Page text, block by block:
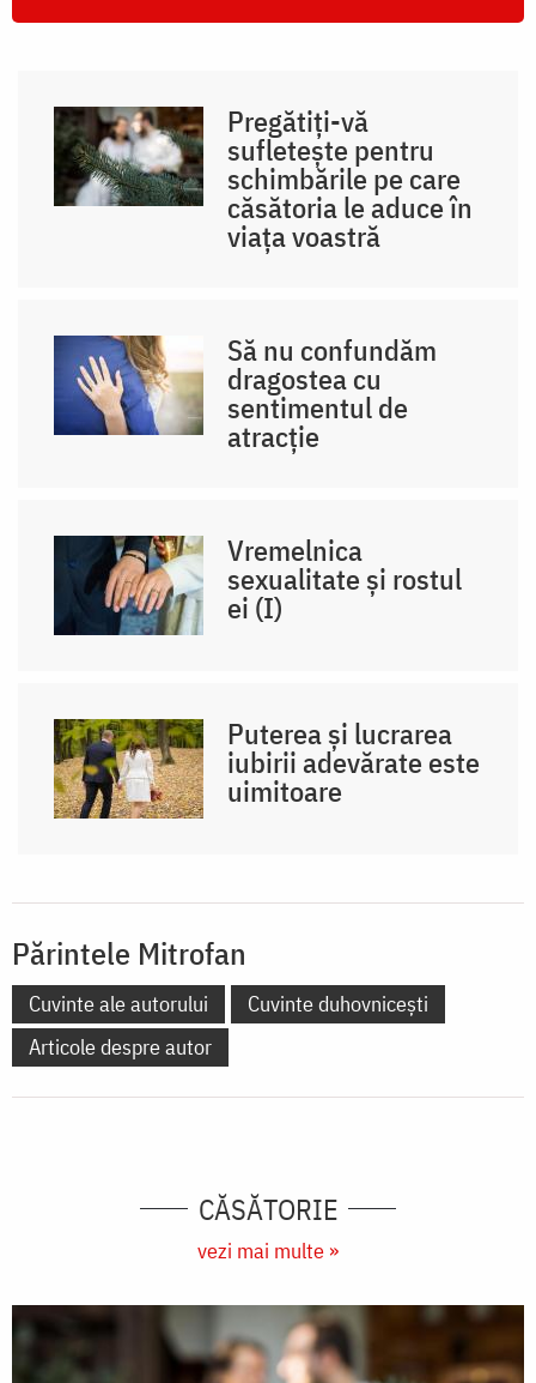
Pregătiți-vă
sufletește pentru
schimbările pe care
căsătoria le aduce în
viața voastră
Să nu confundăm
dragostea cu
sentimentul de
atracție
Vremelnica
sexualitate și rostul
ei (I)
Puterea și lucrarea
iubirii adevărate este
uimitoare
Părintele Mitrofan
Cuvinte ale autorului
Cuvinte duhovnicești
Articole despre autor
CĂSĂTORIE
vezi mai multe »